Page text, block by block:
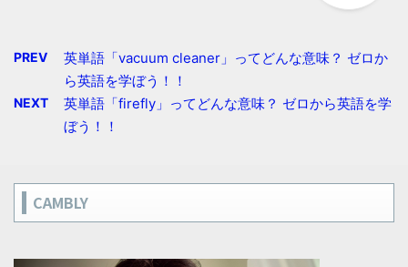
PREV
英単語「vacuum cleaner」ってどんな意味？ ゼロか
ら英語を学ぼう！！
NEXT
英単語「firefly」ってどんな意味？ ゼロから英語を学
ぼう！！
CAMBLY